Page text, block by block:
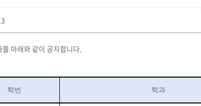
아래와 같이 공지합니다.
학번 학과